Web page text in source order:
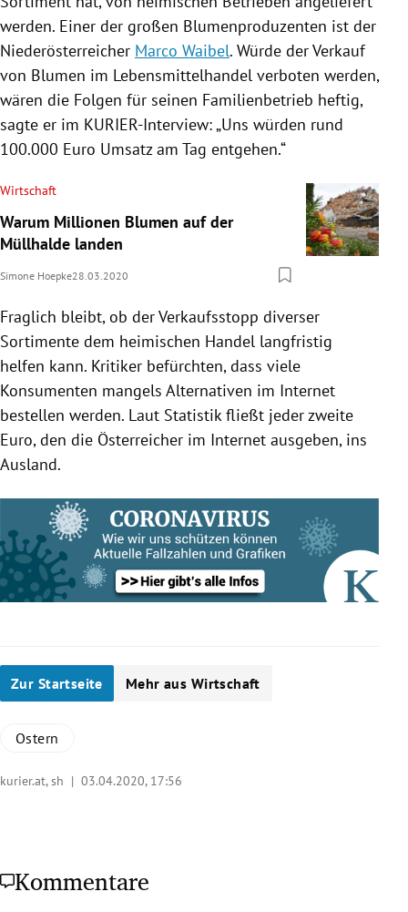
werden. Einer der großen Blumenproduzenten ist der
Niederösterreicher Marco Waibel. Würde der Verkauf
von Blumen im Lebensmittelhandel verboten werden,
wären die Folgen für seinen Familienbetrieb heftig,
sagte er im KURIER-Interview: „Uns würden rund
100.000 Euro Umsatz am Tag entgehen.“
Wirtschaft
Warum Millionen Blumen auf der
Müllhalde landen
Simone Hoepke28.03.2020
Fraglich bleibt, ob der Verkaufsstopp diverser
Sortimente dem heimischen Handel langfristig
helfen kann. Kritiker befürchten, dass viele
Konsumenten mangels Alternativen im Internet
bestellen werden. Laut Statistik fließt jeder zweite
Euro, den die Österreicher im Internet ausgeben, ins
Ausland.
Zur Startseite Mehr aus Wirtschaft
Ostern
kurier.at, sh | 03.04.2020, 17:56
Kommentare